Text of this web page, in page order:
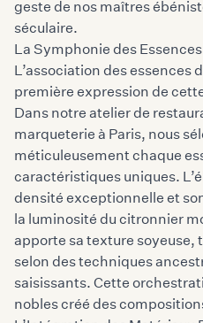
geste de nos maîtres
séculaire.
La Symphonie des
L’association des essences
première expression de
Dans notre atelier de
marqueterie à Paris, nous
méticuleusement chaque
caractéristiques uniques.
densité exceptionnelle et
la luminosité du citronnier
apporte sa texture soyeuse,
selon des techniques
saisissants. Cette
nobles créé des